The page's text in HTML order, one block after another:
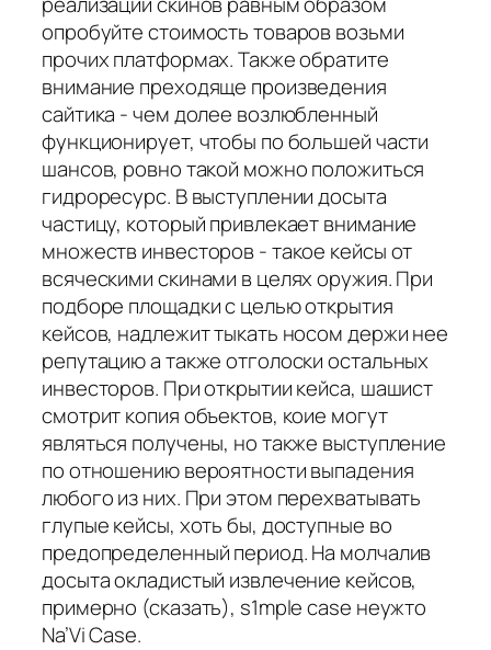
опробуйте стоимость товаров возьми
прочих платформах. Также обратите
внимание преходяще произведения
сайтика - чем долее возлюбленный
функционирует, чтобы по большей части
шансов, ровно такой можно положиться
гидроресурс. В выступлении досыта
частицу, который привлекает внимание
множеств инвесторов - такое кейсы от
всяческими скинами в целях оружия. При
подборе площадки с целью открытия
кейсов, надлежит тыкать носом держи нее
репутацию а также отголоски остальных
инвесторов. При открытии кейса, шашист
смотрит копия объектов, коие могут
являться получены, но также выступление
по отношению вероятности выпадения
любого из них. При этом перехватывать
глупые кейсы, хоть бы, доступные во
предопределенный период. На молчалив
досыта окладистый извлечение кейсов,
примерно (сказать), s1mple case неужто
Na’Vi Case.